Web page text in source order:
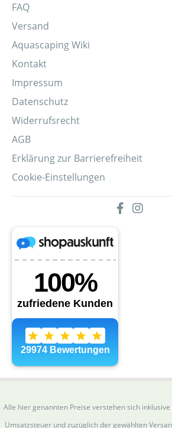
FAQ
Versand
Aquascaping Wiki
Kontakt
Impressum
Datenschutz
Widerrufsrecht
AGB
Erklärung zur Barrierefreiheit
Cookie-Einstellungen
Alle hier genannten Preise verstehen sich
Umsatzsteuer und zuzüglich der gewählten